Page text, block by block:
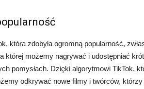
która zdobyła ogromną popularność,
której możemy nagrywać i udostępniać
pomysłach. Dzięki algorytmowi TikTok,
odkrywać nowe filmy i twórców, którzy